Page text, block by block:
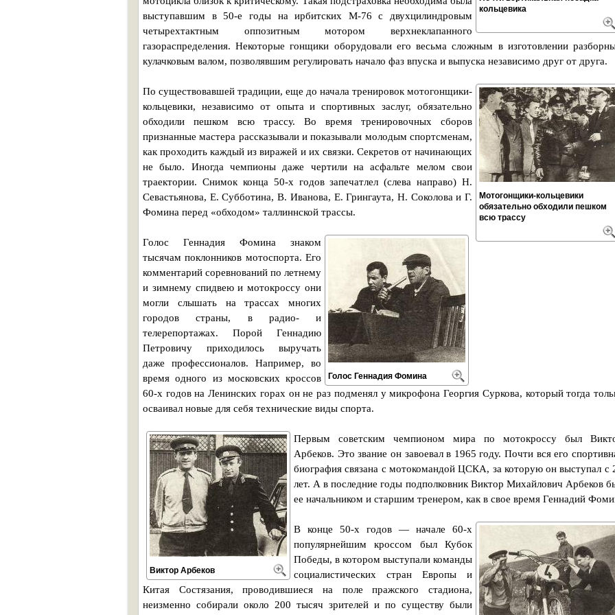
кольцевика
выступавшим в 50-е годы на ирбитских М-76 с двухцилиндровым
четырехтактным оппозитным мотором верхнеклапанного
газораспределения. Некоторые гонщики оборудовали его весьма сложным в изготовлении
кулачковым валом, позволявшим регулировать начало фаз впуска и выпуска независимо друг от друга.
Мотогонщики-кольцевики
обязательно обходили пешком
всю трассу
По существовавшей традиции, еще до начала тренировок мотогонщики-
кольцевики, независимо от опыта и спортивных заслуг, обязательно
обходили пешком всю трассу. Во время тренировочных сборов
признанные мастера рассказывали и показывали молодым спортсменам,
как проходить каждый из виражей и их связки. Секретов от начинающих
не было. Иногда чемпионы даже чертили на асфальте мелом свои
траектории. Снимок конца 50-х годов запечатлел (слева направо) Н.
Севастьянова, Е. Субботина, В. Иванова, Е. Грингаута, Н. Соколова и Г.
Фомина перед «обходом» таллиннской трассы.
Голос Геннадия Фомина
Голос Геннадия Фомина знаком
тысячам поклонников мотоспорта. Его
комментарий соревнований по летнему
и зимнему спидвею и мотокроссу они
могли слышать на трассах многих
городов страны, в радио- и
телерепортажах. Порой Геннадию
Петровичу приходилось выручать
даже профессионалов. Например, во
время одного из московских кроссов
60-х годов на Ленинских горах он не раз подменял у микрофона Георгия Суркова, который тогда
осваивал новые для себя технические виды спорта.
Виктор Арбеков
Первым советским чемпионом мира по мотокроссу был
Арбеков. Это звание он завоевал в 1965 году. Почти вся его
биография связана с мотокомандой ЦСКА, за которую он выступал с
лет. А в последние годы подполковник Виктор Михайлович Арбеков
ее начальником и старшим тренером, как в свое время Геннадий
В конце 50-х годов — начале 60-х
популярнейшим кроссом был Кубок
Победы, в котором выступали команды
социалистических стран Европы и
Китая Состязания, проводившиеся на поле пражского стадиона,
неизменно собирали около 200 тысяч зрителей и по существу были